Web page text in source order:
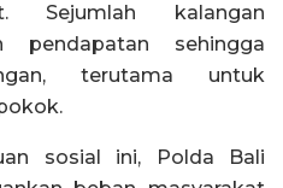
Sejumlah kalangan
pendapatan sehingga
terutama untuk
sosial ini, Polda Bali